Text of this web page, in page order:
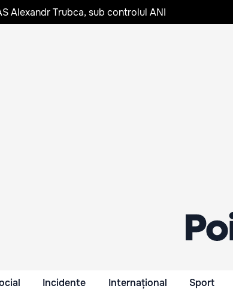
Alexandr Trubca, sub controlul ANI
Incidente Internațional Sport